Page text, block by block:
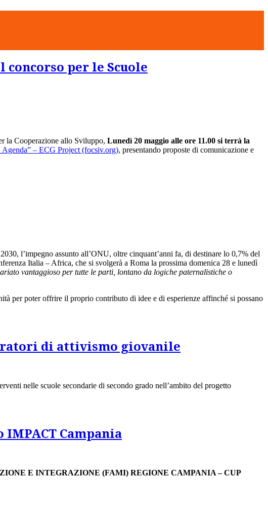
per le Scuole
la Cooperazione allo Sviluppo, Lunedì 20 maggio alle ore 11.00 si terrà la
– ECG Project (focsiv.org), presentando proposte di comunicazione e
l’impegno assunto all’ONU, oltre cinquant’anni fa, di destinare lo 0,7% del
Italia – Africa, che si svolgerà a Roma la prossima domenica 28 e lunedì
vantaggioso per tutte le parti, lontano da logiche paternalistiche o
per poter offrire il proprio contributo di idee e di esperienze affinché si possano
di attivismo giovanile
nelle scuole secondarie di secondo grado nell’ambito del progetto
Campania
E INTEGRAZIONE (FAMI) REGIONE CAMPANIA – CUP